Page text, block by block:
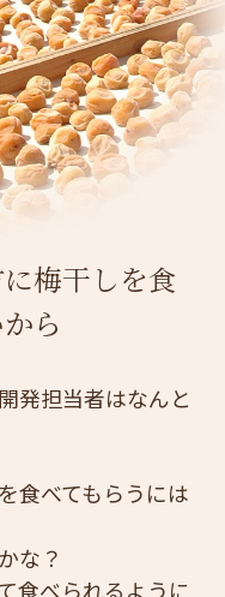
梅干しを食
ら
発担当者はなんと
食べてもらうには
な？
食べられるように